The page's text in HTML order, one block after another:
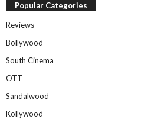
Popular Categories
Reviews
Bollywood
South Cinema
OTT
Sandalwood
Kollywood